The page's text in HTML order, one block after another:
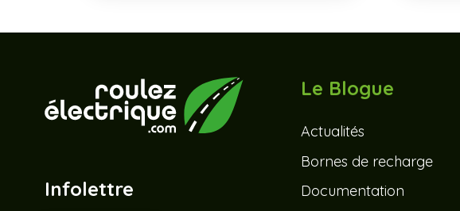
Infolettre
Le Blogue
Actualités
Bornes de recharge
Documentation